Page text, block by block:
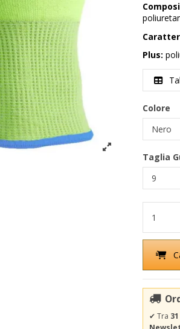
Plus:
Colore
Taglia
✔ Tra